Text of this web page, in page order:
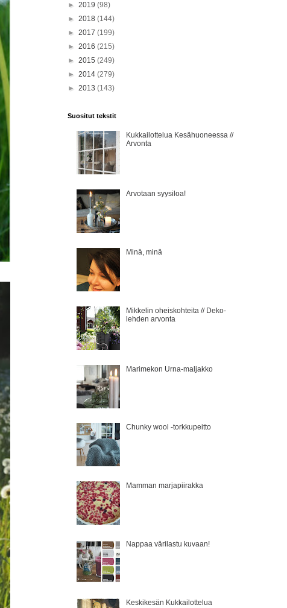
► 2019 (98)
► 2018 (144)
► 2017 (199)
► 2016 (215)
► 2015 (249)
► 2014 (279)
► 2013 (143)
Suositut tekstit
Kukkailottelua Kesähuoneessa //
Arvonta
Arvotaan syysiloa!
Minä, minä
Mikkelin oheiskohteita // Deko-
lehden arvonta
Marimekon Urna-maljakko
Chunky wool -torkkupeitto
Mamman marjapiirakka
Nappaa värilastu kuvaan!
Keskikesän Kukkailottelua